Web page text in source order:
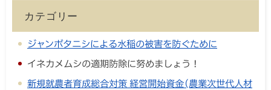
カテゴリー
ジャンボタニシによる水稲の被害を防ぐために
イネカメムシの適期防除に努めましょう！
新規就農者育成総合対策 経営開始資金(農業次世代人材